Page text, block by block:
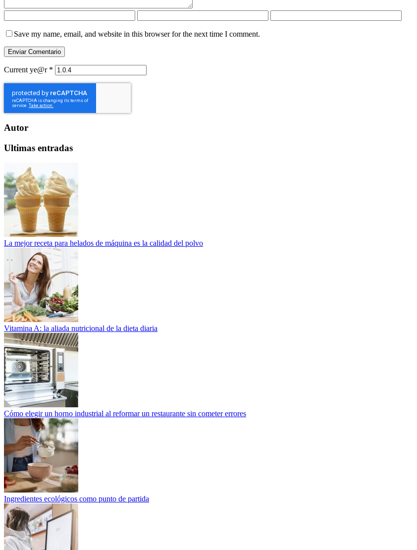
Save my name, email, and website in this browser for the next time I comment.
Current ye@r *
Autor
Ultimas entradas
La mejor receta para helados de máquina es la calidad del polvo
Vitamina A: la aliada nutricional de la dieta diaria
Cómo elegir un horno industrial al reformar un restaurante sin cometer errores
Ingredientes ecológicos como punto de partida